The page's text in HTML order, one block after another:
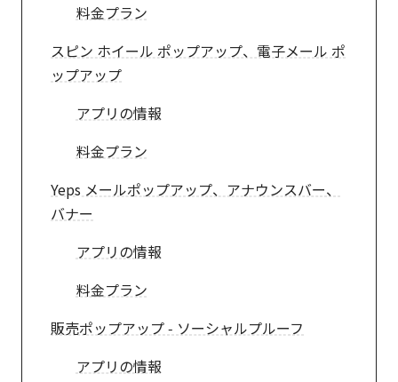
料金プラン
スピン ホイール ポップアップ、電子メール ポ
ップアップ
アプリの情報
料金プラン
Yeps メールポップアップ、アナウンスバー、
バナー
アプリの情報
料金プラン
販売ポップアップ ‑ ソーシャルプルーフ
アプリの情報